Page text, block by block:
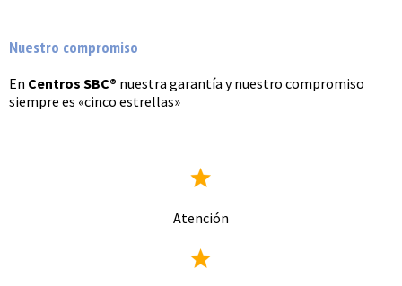
Nuestro compromiso
En Centros SBC® nuestra garantía y nuestro compromiso
siempre es «cinco estrellas»
Atención